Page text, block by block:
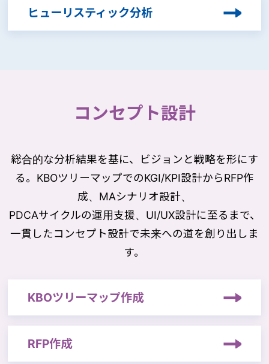
ヒューリスティック分析
コンセプト設計
総合的な分析結果を基に、ビジョンと戦略を形にす
る。KBOツリーマップでのKGI/KPI設計からRFP作
成、MAシナリオ設計、
PDCAサイクルの運用支援、UI/UX設計に至るまで、
一貫したコンセプト設計で未来への道を創り出しま
す。
KBOツリーマップ作成
RFP作成